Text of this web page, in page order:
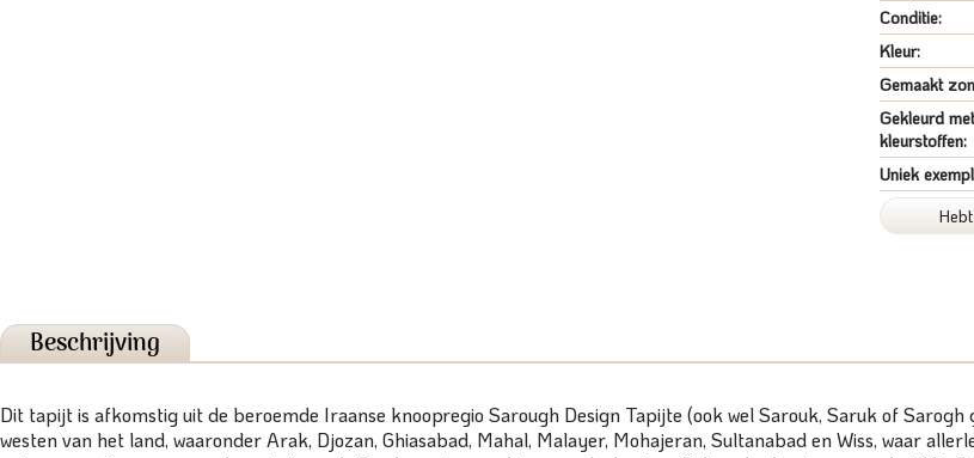
Conditie:
Kleur:
Gemaakt
Gekleurd
kleurstoffen:
Uniek
Beschrijving
Dit tapijt is afkomstig uit de beroemde Iraanse knoopregio Sarough Design Tapijte (ook wel Sarouk, Saruk of
westen van het land, waaronder Arak, Djozan, Ghiasabad, Mahal, Malayer, Mohajeran, Sultanabad en Wiss, waar